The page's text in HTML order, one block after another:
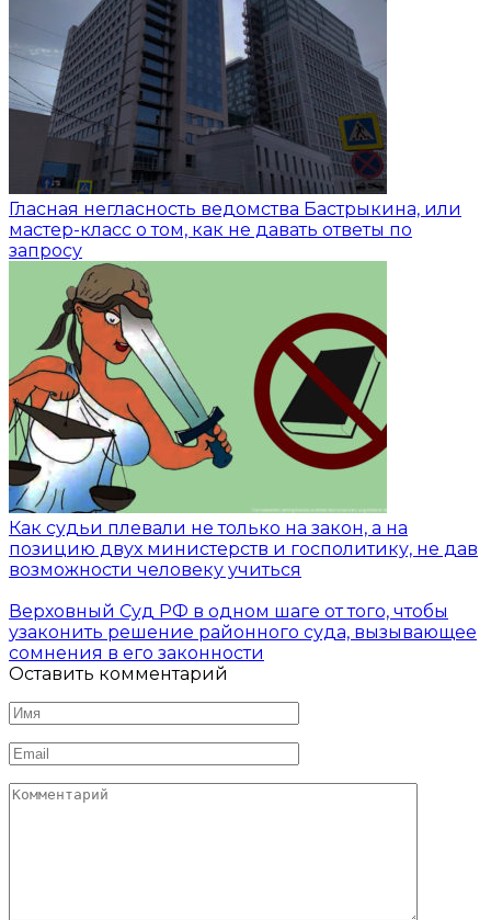
Гласная негласность ведомства Бастрыкина, или
мастер-класс о том, как не давать ответы по
запросу
Как судьи плевали не только на закон, а на
позицию двух министерств и госполитику, не дав
возможности человеку учиться
Верховный Суд РФ в одном шаге от того, чтобы
узаконить решение районного суда, вызывающее
сомнения в его законности
Оставить комментарий
Имя
*
Email
*
Комментарий